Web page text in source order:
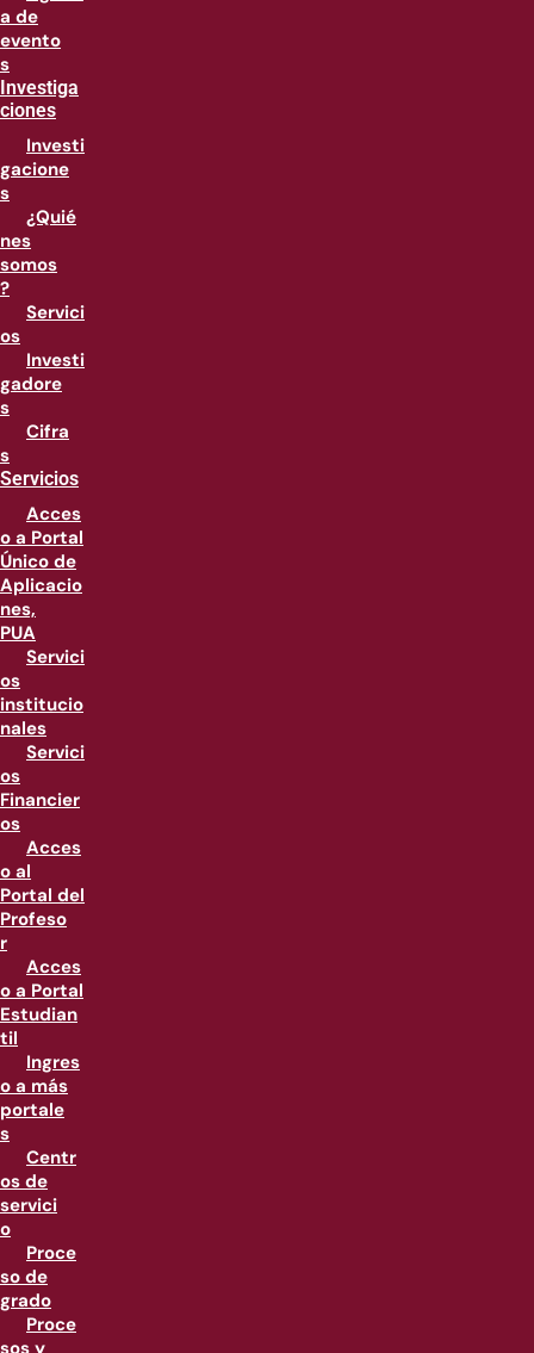
a de
evento
s
Investiga
ciones
Investi
gacione
s
¿Quié
nes
somos
?
Servici
os
Investi
gadore
s
Cifra
s
Servicios
Acces
o a Portal
Único de
Aplicacio
nes,
PUA
Servici
os
institucio
nales
Servici
os
Financier
os
Acces
o al
Portal del
Profeso
r
Acces
o a Portal
Estudian
til
Ingres
o a más
portale
s
Centr
os de
servici
o
Proce
so de
grado
Proce
sos y